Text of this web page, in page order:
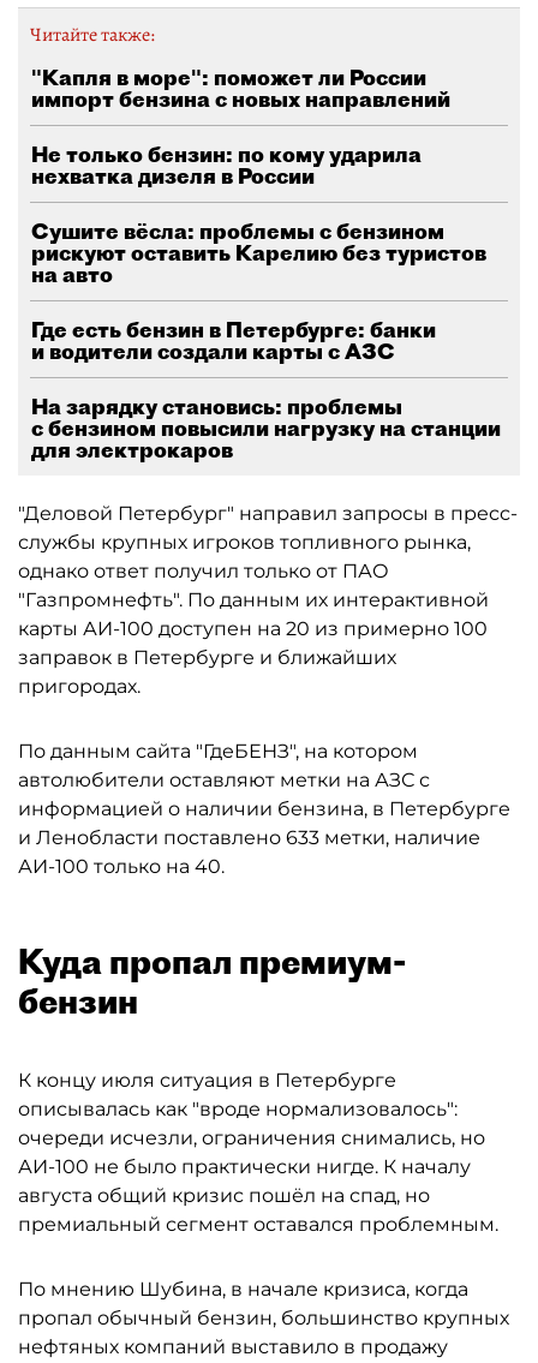
Читайте также:
"Капля в море": поможет ли России
импорт бензина с новых направлений
Не только бензин: по кому ударила
нехватка дизеля в России
Сушите вёсла: проблемы с бензином
рискуют оставить Карелию без туристов
на авто
Где есть бензин в Петербурге: банки
и водители создали карты с АЗС
На зарядку становись: проблемы
с бензином повысили нагрузку на станции
для электрокаров
"Деловой Петербург" направил запросы в пресс-
службы крупных игроков топливного рынка,
однако ответ получил только от ПАО
"Газпромнефть". По данным их интерактивной
карты АИ-100 доступен на 20 из примерно 100
заправок в Петербурге и ближайших
пригородах.
По данным сайта "ГдеБЕНЗ", на котором
автолюбители оставляют метки на АЗС с
информацией о наличии бензина, в Петербурге
и Ленобласти поставлено 633 метки, наличие
АИ-100 только на 40.
Куда пропал премиум-
бензин
К концу июля ситуация в Петербурге
описывалась как "вроде нормализовалось":
очереди исчезли, ограничения снимались, но
АИ-100 не было практически нигде. К началу
августа общий кризис пошёл на спад, но
премиальный сегмент оставался проблемным.
По мнению Шубина, в начале кризиса, когда
пропал обычный бензин, большинство крупных
нефтяных компаний выставило в продажу